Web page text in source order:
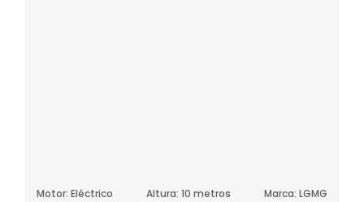
Motor: Eléctrico Altura: 10 metros Marca: LGMG